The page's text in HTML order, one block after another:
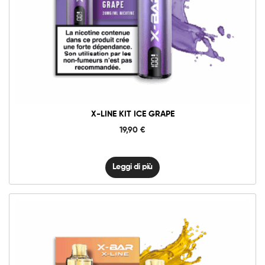
X-LINE KIT ICE GRAPE
19,90 €
Leggi di più